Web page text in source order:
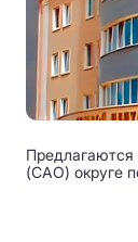
Предлагаются
(САО) округе